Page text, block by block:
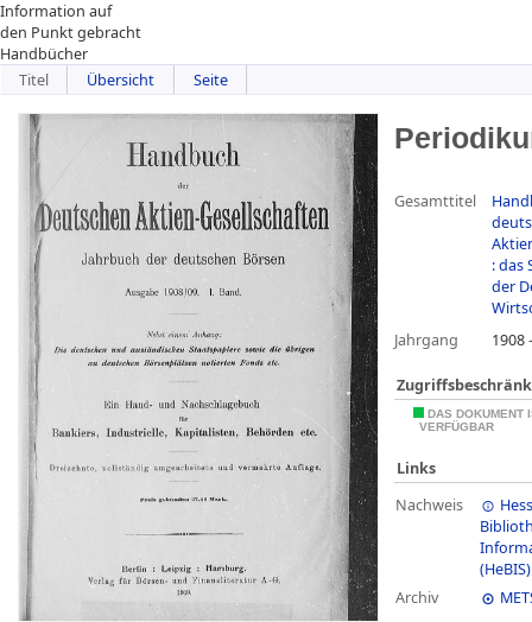
Information auf
den Punkt gebracht
Handbücher
Titel
Übersicht Seite
Gesamttitel
: das
der
Jahrgang
1908
DAS DOKUMENT
VERFÜGBAR
Links
Nachweis
(HeBIS)
Archiv